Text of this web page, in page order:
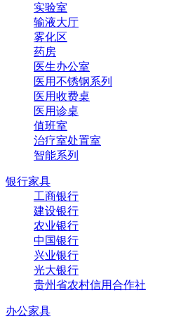
实验室
输液大厅
雾化区
药房
医生办公室
医用不锈钢系列
医用收费桌
医用诊桌
值班室
治疗室处置室
智能系列
银行家具
工商银行
建设银行
农业银行
中国银行
兴业银行
光大银行
贵州省农村信用合作社
办公家具